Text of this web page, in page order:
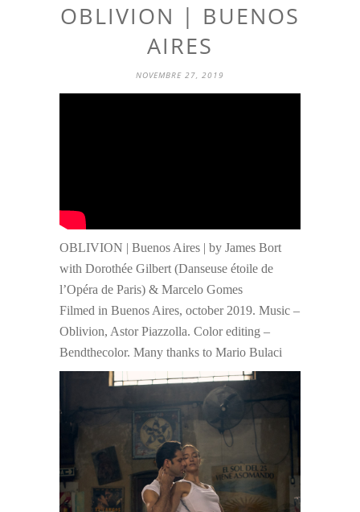
OBLIVION | BUENOS
AIRES
NOVEMBRE 27, 2019
OBLIVION | Buenos Aires | by James Bort
with Dorothée Gilbert (Danseuse étoile de
l’Opéra de Paris) & Marcelo Gomes
Filmed in Buenos Aires, october 2019. Music –
Oblivion, Astor Piazzolla. Color editing –
Bendthecolor. Many thanks to Mario Bulaci